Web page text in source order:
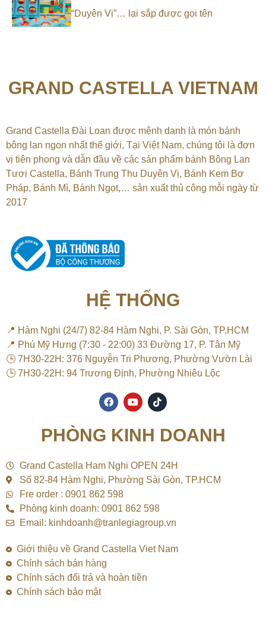
“Duyên Vị”… lại sắp được gọi tên
GRAND CASTELLA VIETNAM
Grand Castella Đài Loan được mệnh danh là món bánh
bông lan ngon nhất thế giới, Tại Việt Nam, chúng tôi là đơn
vị tiên phong và dẫn đầu về các sản phẩm bánh Bông Lan
Tươi Castella, Bánh Trung Thu Duyên Vị, Bánh Kem Bơ
Pháp, Bánh Mì, Bánh Ngọt,… sản xuất thủ công mỗi ngày từ
2017
HỆ THỐNG
📍 Hàm Nghi (24/7) 82-84 Hàm Nghi, P. Sài Gòn, TP.HCM
📍 Phú Mỹ Hưng (7:30 - 22:00) 33 Đường 17, P. Tân Mỹ
🕒 7H30-22H: 376 Nguyễn Tri Phương, Phường Vườn Lài
🕒 7H30-22H: 94 Trương Định, Phường Nhiêu Lộc
F
a
o
k
Y
o
u
b
T
i
k
PHÒNG KINH DOANH
Grand Castella Ham Nghi OPEN 24H
Số 82-84 Hàm Nghi, Phường Sài Gòn, TP.HCM
Fre order : 0901 862 598
Phòng kinh doanh: 0901 862 598
Email: kinhdoanh@tranlegiagroup.vn
Giới thiệu về Grand Castella Viet Nam
Chính sách bán hàng
Chính sách đổi trả và hoàn tiền
Chính sách bảo mật